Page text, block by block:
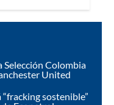
Selección Colombia
United
sostenible”